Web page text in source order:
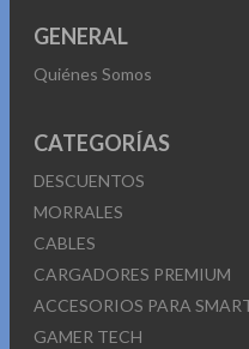
GENERAL
Quiénes Somos
CATEGORÍAS
DESCUENTOS
MORRALES
CABLES
CARGADORES PREMIUM
ACCESORIOS PARA
GAMER TECH